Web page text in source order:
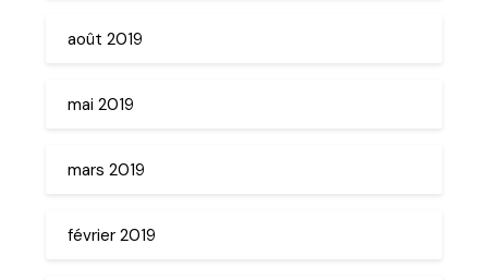
août 2019
mai 2019
mars 2019
février 2019